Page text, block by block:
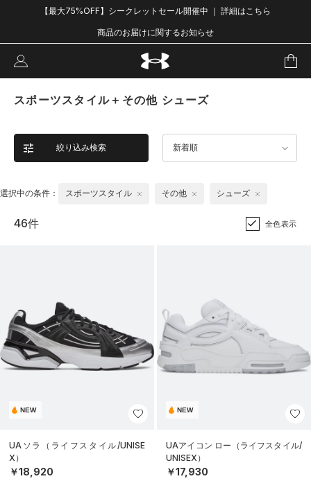
【最大75%OFF】シークレットセール開催中 ｜ 詳細はこちら
商品のお届けに関するお知らせ
スポーツスタイル＋その他 シューズ
絞り込み検索 新着順
選択中の条件： スポーツスタイル その他 シューズ
46件 全色表示
NEW
UAソラ（ライフスタイル/UNISE
X）
￥18,920
NEW
UAアイコン ロー（ライフスタイル/
UNISEX）
￥17,930